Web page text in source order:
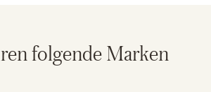
folgende Marken